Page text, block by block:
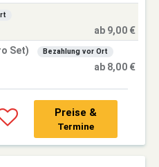
ab 9,00 €
Set)
Bezahlung vor Ort
ab 8,00 €
Preise &
Termine